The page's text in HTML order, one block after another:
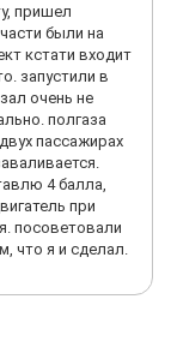
пришел
были на
кстати входит
запустили в
очень не
полгаза
пассажирах
4 балла,
при
посоветовали
что я и сделал.